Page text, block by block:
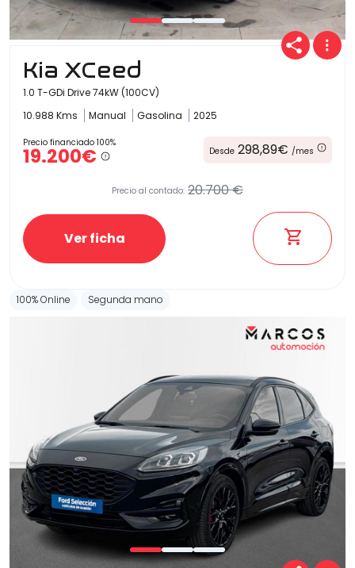
Kia XCeed
1.0 T-GDi Drive 74kW (100CV)
10.988 Kms
Manual Gasolina 2025
Precio financiado 100%
19.200€ Desde 298,89€ /mes
Precio al contado: 20.700 €
Ver ficha
100% Online Segunda mano